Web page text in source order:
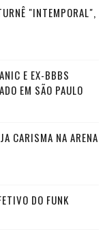
"INTEMPORAL",
E EX-BBBS
EM SÃO PAULO
CARISMA NA ARENA
DO FUNK